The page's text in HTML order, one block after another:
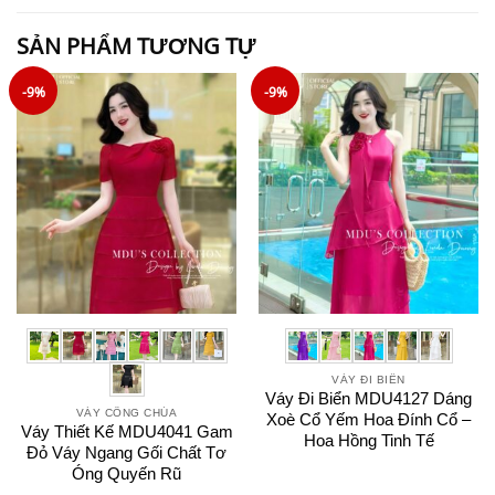
SẢN PHẨM TƯƠNG TỰ
-9%
VÁY CÔNG CHÚA
Váy Thiết Kế MDU4041 Gam
Đỏ Váy Ngang Gối Chất Tơ
Óng Quyến Rũ
-9%
VÁY ĐI BIỂN
Váy Đi Biển MDU4127 Dáng
Xoè Cổ Yếm Hoa Đính Cổ –
Hoa Hồng Tinh Tế